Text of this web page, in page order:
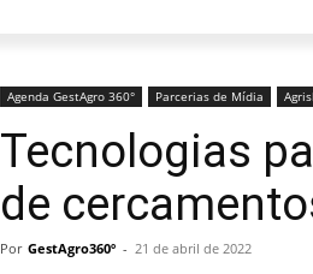
Agenda GestAgro 360° Parcerias de Mídia
Tecnologias
de
Por GestAgro360º - 21 de abril de 2022